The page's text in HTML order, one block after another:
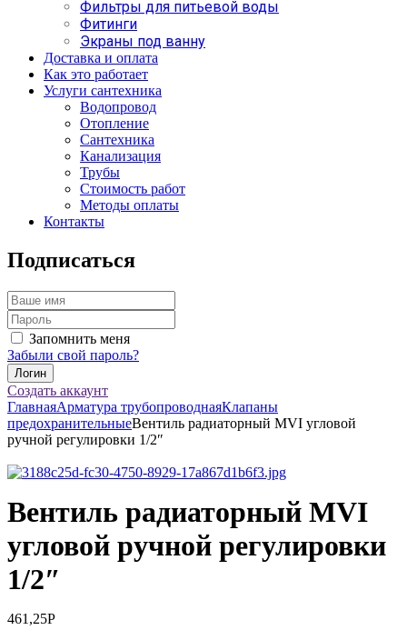
Фильтры для питьевой воды
Фитинги
Экраны под ванну
Доставка и оплата
Как это работает
Услуги сантехника
Водопровод
Отопление
Сантехника
Канализация
Трубы
Стоимость работ
Методы оплаты
Контакты
Подписаться
Запомнить меня
Забыли свой пароль?
Создать аккаунт
ГлавнаяАрматура трубопроводнаяКлапаны
предохранительныеВентиль радиаторный MVI угловой
ручной регулировки 1/2″
Вентиль радиаторный MVI
угловой ручной регулировки
1/2″
461,25Р